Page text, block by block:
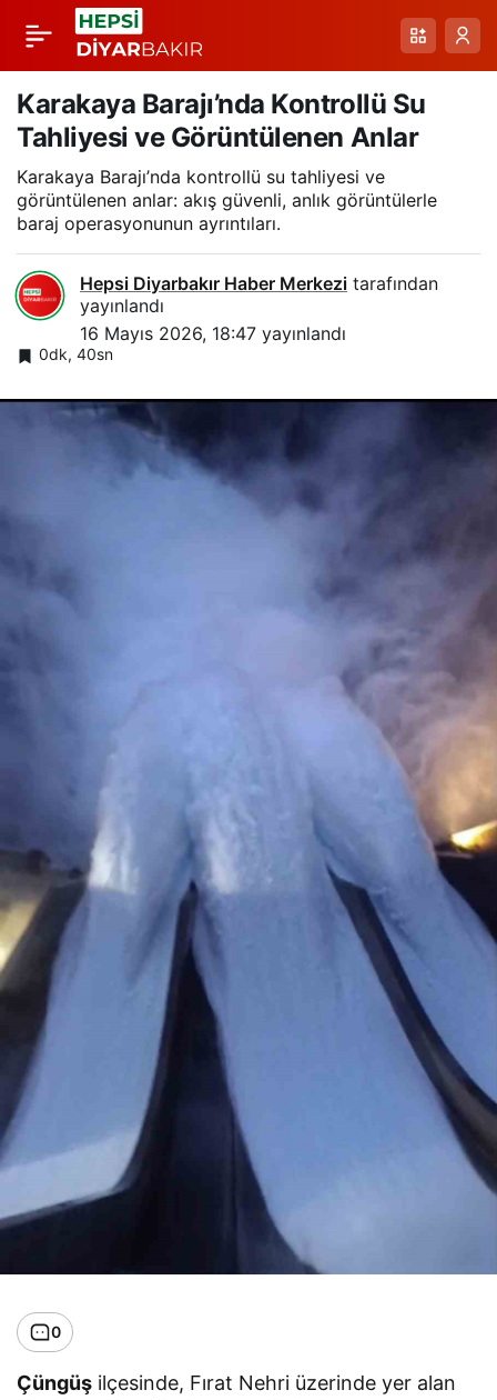
Karakaya Barajı’nda Kontrollü Su
Tahliyesi ve Görüntülenen Anlar
Karakaya Barajı’nda kontrollü su tahliyesi ve
görüntülenen anlar: akış güvenli, anlık görüntülerle
baraj operasyonunun ayrıntıları.
Hepsi Diyarbakır Haber Merkezi tarafından
yayınlandı
16 Mayıs 2026, 18:47 yayınlandı
0dk, 40sn
0
Çüngüş ilçesinde, Fırat Nehri üzerinde yer alan
Veysel Karani
Beldesi’nde Sağanak
Sonrası İş Yerleri ve
Seralar Su Altında
Paylaş